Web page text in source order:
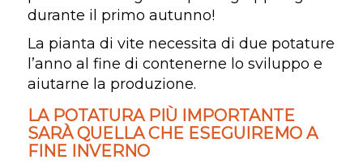
durante il primo autunno!
La pianta di vite necessita di due potature
l’anno al fine di contenerne lo sviluppo e
aiutarne la produzione.
LA POTATURA PIÙ IMPORTANTE
SARÀ QUELLA CHE ESEGUIREMO A
FINE INVERNO